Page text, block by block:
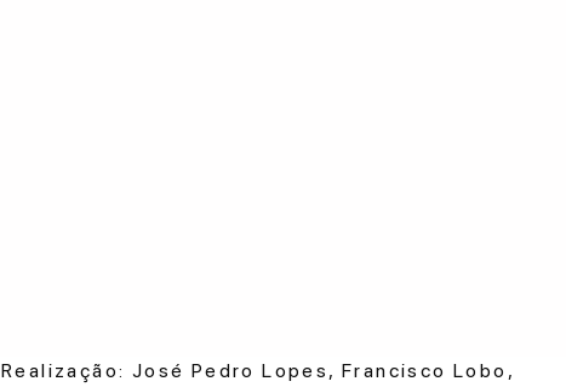
Realização: José Pedro Lopes, Francisco Lobo,